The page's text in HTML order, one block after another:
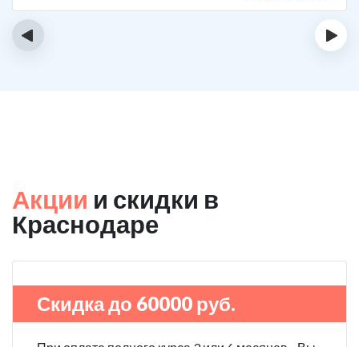
На сегодняшний день не употребляю!
‹ ›
Акции и скидки в
Краснодаре
Скидка до 60000 руб.